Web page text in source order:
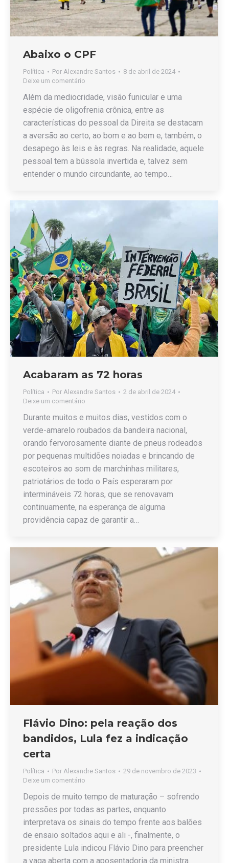
Abaixo o CPF
Política Por Alexandre Santos
8 de abril de 2024
Deixe um comentário
Além da mediocridade, visão funicular e uma
espécie de oligofrenia crônica, entre as
características do pessoal da Direita se destacam
a aversão ao certo, ao bom e ao bem e, também, o
desapego às leis e às regras. Na realidade, aquele
pessoal tem a bússola invertida e, talvez sem
entender o mundo circundante, ao tempo…
Acabaram as 72 horas
Política Por Alexandre Santos
2 de abril de 2024
Deixe um comentário
Durante muitos e muitos dias, vestidos com o
verde-amarelo roubados da bandeira nacional,
orando fervorosamente diante de pneus rodeados
por pequenas multidões noiadas e brincando de
escoteiros ao som de marchinhas militares,
patriotários de todo o País esperaram por
intermináveis 72 horas, que se renovavam
continuamente, na esperança de alguma
providência capaz de garantir a…
Flávio Dino: pela reação dos
bandidos, Lula fez a indicação
certa
Política Por Alexandre Santos
29 de novembro de 2023
Deixe um comentário
Depois de muito tempo de maturação – sofrendo
pressões por todas as partes, enquanto
interpretava os sinais do tempo frente aos balões
de ensaio soltados aqui e ali -, finalmente, o
presidente Lula indicou Flávio Dino para preencher
a vaga aberta com a aposentadoria da ministra